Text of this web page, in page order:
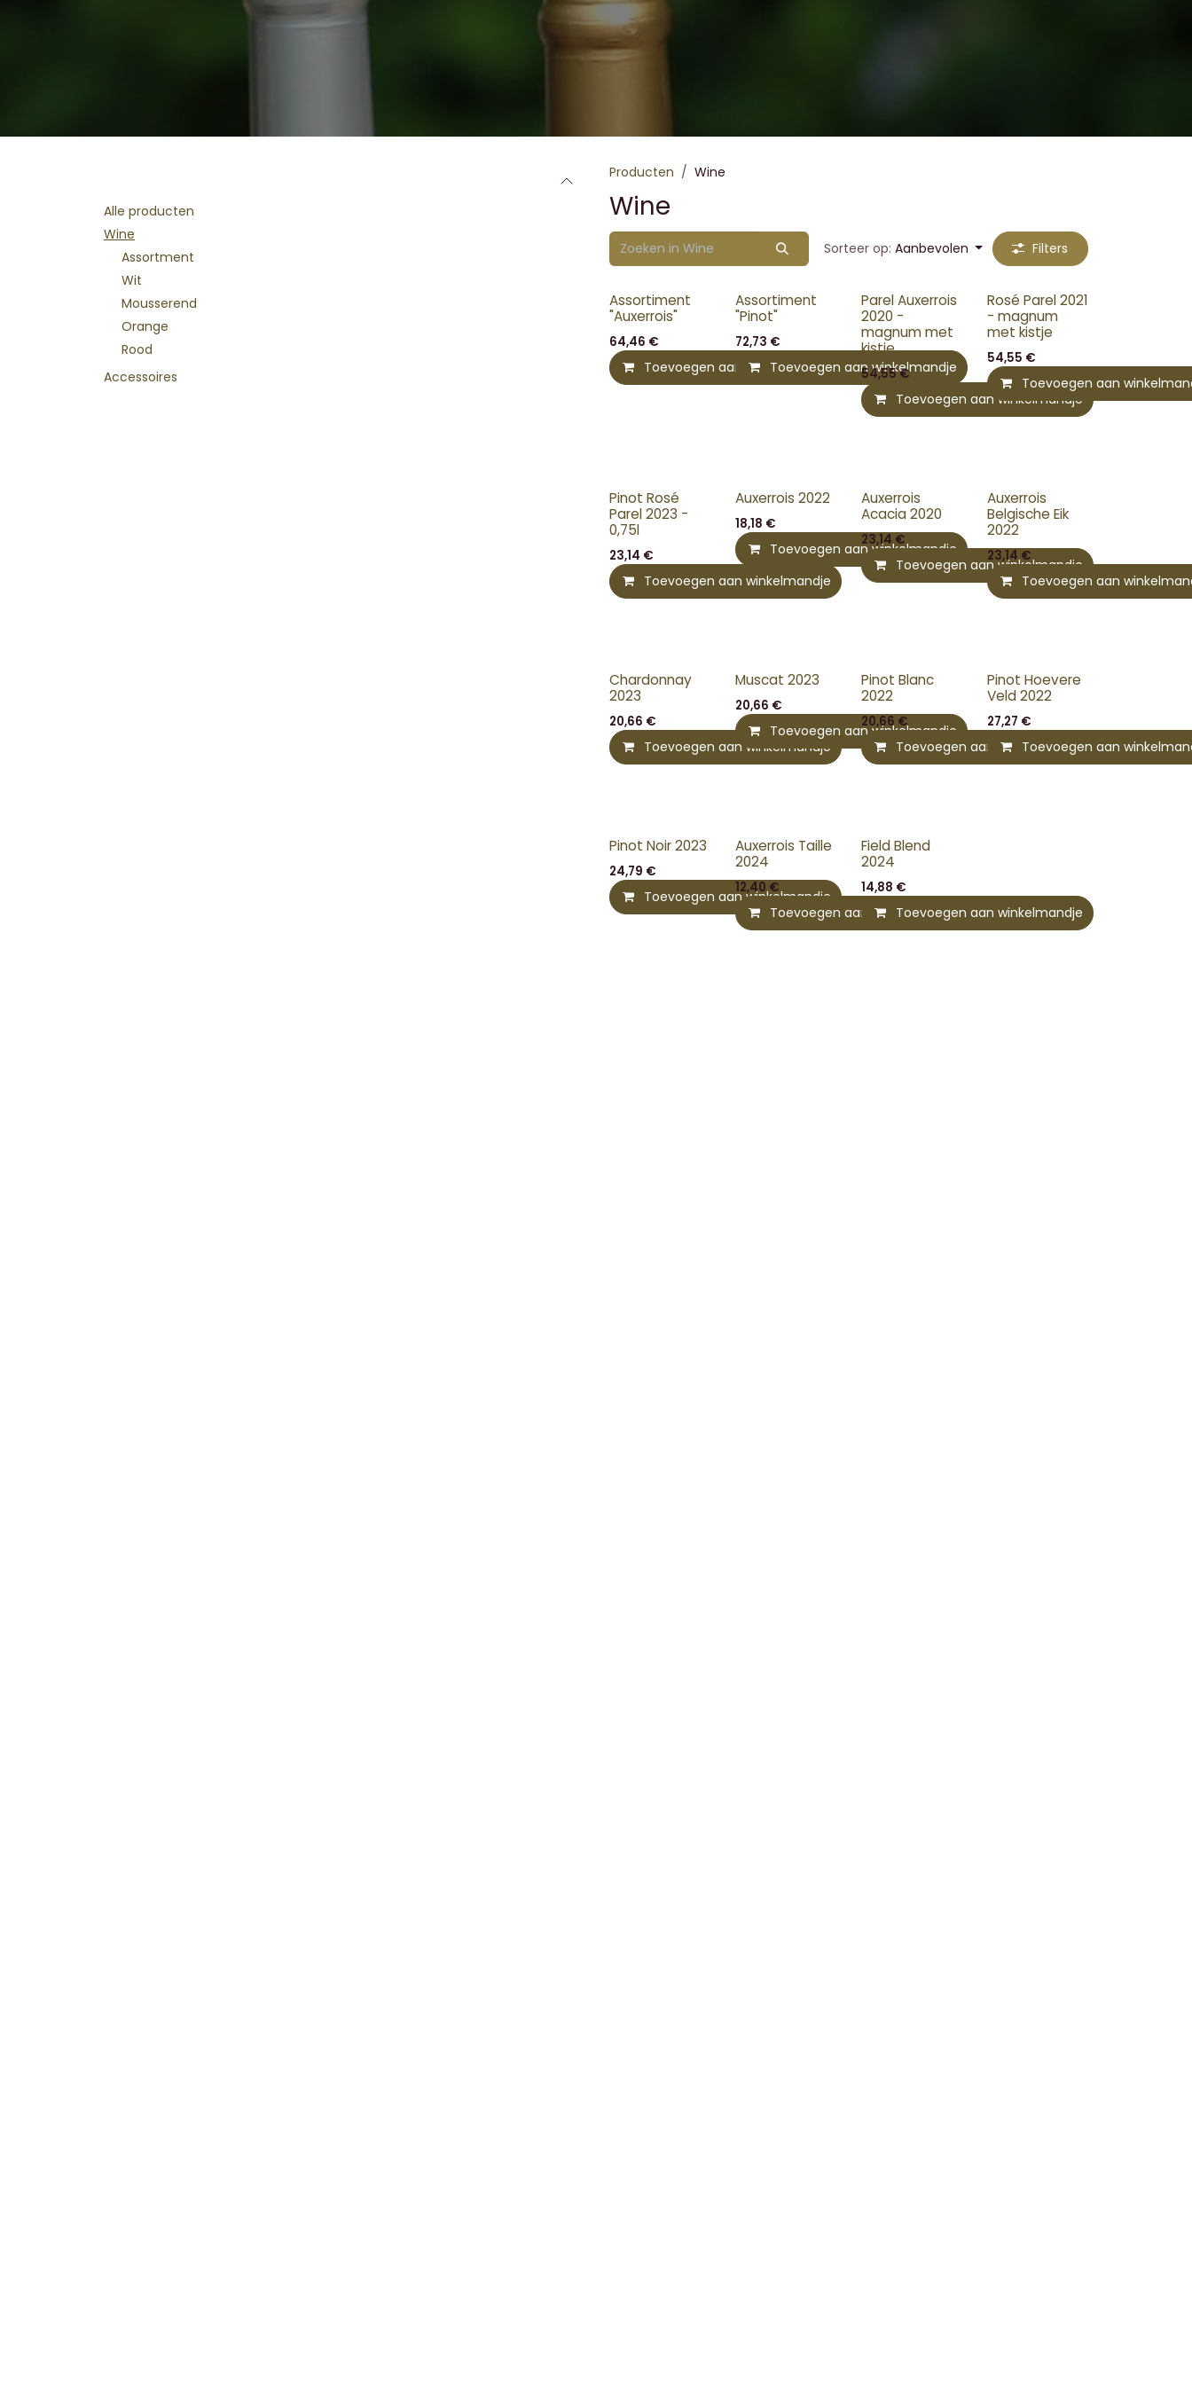
Alle producten
Wine
Assortment
Wit
Mousserend
Orange
Rood
Accessoires
Producten Wine
Wine
Sorteer op: Aanbevolen Filters
Assortiment
"Auxerrois"
64,46 €
Toevoegen aan winkelmandje
Assortiment
"Pinot"
72,73 €
Toevoegen aan winkelmandje
Parel Auxerrois
2020 -
magnum met
kistje
54,55€
Toevoegen aan winkelmandje
Rosé Parel 2021
- magnum
met kistje
54,55 €
Toevoegen aan
Pinot Rosé
Parel 2023 -
0,75l
23,14 €
Toevoegen aan winkelmandje
Auxerrois 2022
18,18 €
Toevoegen aan winkelmandje
Auxerrois
Acacia 2020
23,14€
Toevoegen aan winkelmandje
Auxerrois
Belgische Eik
2022
23,14€
Toevoegen aan
Chardonnay
2023
20,66 €
Toevoegen aan winkelmandje
Muscat 2023
20,66 €
Toevoegen aan winkelmandje
Pinot Blanc
2022
20,66 €
Toevoegen aan winkelmandje
Pinot Hoevere
Veld 2022
27,27 €
Toevoegen aan
Pinot Noir 2023
24,79 €
Toevoegen aan winkelmandje
Auxerrois Taille
2024
12,40€
Toevoegen aan winkelmandje
Field Blend
2024
14,88 €
Toevoegen aan winkelmandje